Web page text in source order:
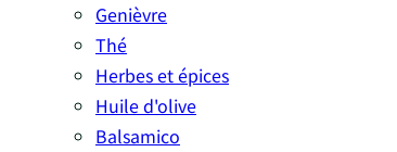
Genièvre
Thé
Herbes et épices
Huile d'olive
Balsamico